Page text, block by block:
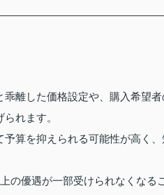
離した価格設定や、購入希望
れます。
算を抑えられる可能性が高く
の優遇が一部受けられなくな